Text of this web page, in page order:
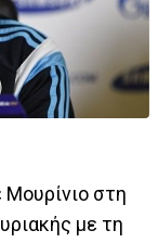
στη
με τη